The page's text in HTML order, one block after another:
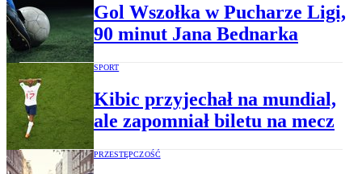
Gol Wszołka w Pucharze Ligi,
90 minut Jana Bednarka
SPORT
Kibic przyjechał na mundial,
ale zapomniał biletu na mecz
PRZESTĘPCZOŚĆ